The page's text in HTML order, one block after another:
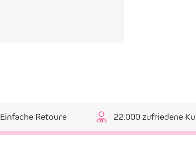
Einfache Retoure 22.000 zufriedene